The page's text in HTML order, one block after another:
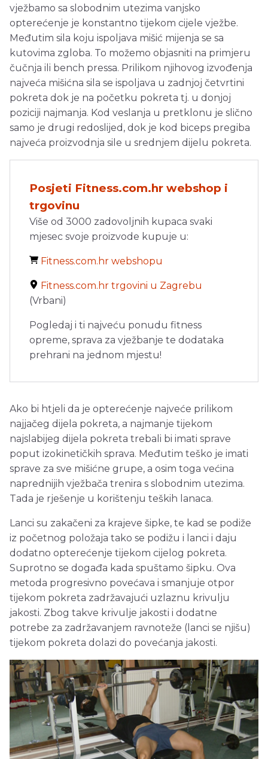
vježbamo sa slobodnim utezima vanjsko
opterećenje je konstantno tijekom cijele vježbe.
Međutim sila koju ispoljava mišić mijenja se sa
kutovima zgloba. To možemo objasniti na primjeru
čučnja ili bench pressa. Prilikom njihovog izvođenja
najveća mišićna sila se ispoljava u zadnjoj četvrtini
pokreta dok je na početku pokreta tj. u donjoj
poziciji najmanja. Kod veslanja u pretklonu je slično
samo je drugi redoslijed, dok je kod biceps pregiba
najveća proizvodnja sile u srednjem dijelu pokreta.
Posjeti Fitness.com.hr webshop i
trgovinu
Više od 3000 zadovoljnih kupaca svaki
mjesec svoje proizvode kupuje u:
Fitness.com.hr webshopu
Fitness.com.hr trgovini u Zagrebu
(Vrbani)
Pogledaj i ti najveću ponudu fitness
opreme, sprava za vježbanje te dodataka
prehrani na jednom mjestu!
Ako bi htjeli da je opterećenje najveće prilikom
najjačeg dijela pokreta, a najmanje tijekom
najslabijeg dijela pokreta trebali bi imati sprave
poput izokinetičkih sprava. Međutim teško je imati
sprave za sve mišićne grupe, a osim toga većina
naprednijih vježbača trenira s slobodnim utezima.
Tada je rješenje u korištenju teških lanaca.
Lanci su zakačeni za krajeve šipke, te kad se podiže
iz početnog položaja tako se podižu i lanci i daju
dodatno opterećenje tijekom cijelog pokreta.
Suprotno se događa kada spuštamo šipku. Ova
metoda progresivno povećava i smanjuje otpor
tijekom pokreta zadržavajući uzlaznu krivulju
jakosti. Zbog takve krivulje jakosti i dodatne
potrebe za zadržavanjem ravnoteže (lanci se njišu)
tijekom pokreta dolazi do povećanja jakosti.